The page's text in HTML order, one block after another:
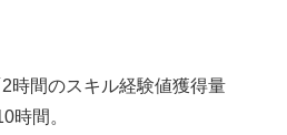
時間のスキル経験値獲得量
時間。